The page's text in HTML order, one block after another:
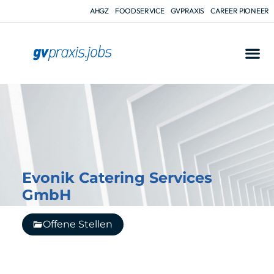
AHGZ FOODSERVICE GVPRAXIS CAREER PIONEER
Evonik Catering Services
GmbH
Offene Stellen